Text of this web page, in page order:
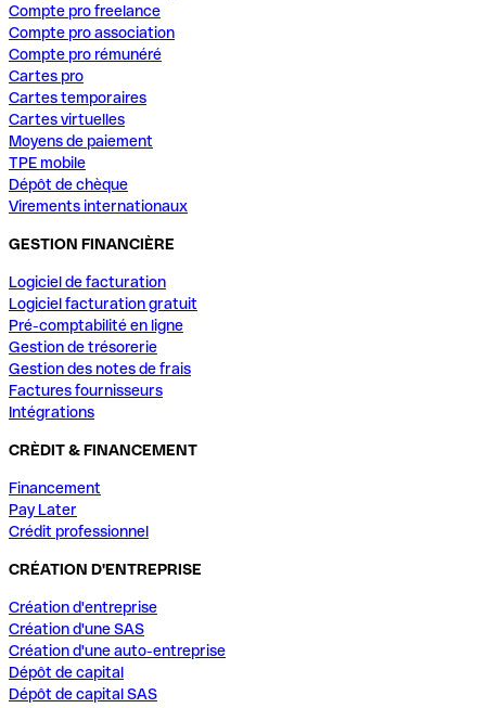
Compte pro freelance
Compte pro association
Compte pro rémunéré
Cartes pro
Cartes temporaires
Cartes virtuelles
Moyens de paiement
TPE mobile
Dépôt de chèque
Virements internationaux
GESTION FINANCIÈRE
Logiciel de facturation
Logiciel facturation gratuit
Pré-comptabilité en ligne
Gestion de trésorerie
Gestion des notes de frais
Factures fournisseurs
Intégrations
CRÈDIT & FINANCEMENT
Financement
Pay Later
Crédit professionnel
CRÉATION D'ENTREPRISE
Création d'entreprise
Création d'une SAS
Création d'une auto-entreprise
Dépôt de capital
Dépôt de capital SAS